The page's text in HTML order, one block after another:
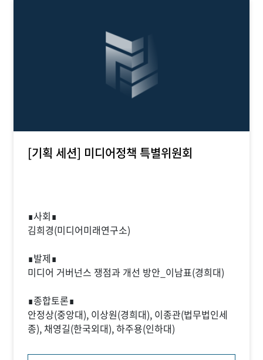
[기획 세션] 미디어정책 특별위원회
∎사회∎
김희경(미디어미래연구소)
∎발제∎
미디어 거버넌스 쟁점과 개선 방안_이남표(경희대)
∎종합토론∎
안정상(중앙대), 이상원(경희대), 이종관(법무법인세
종), 채영길(한국외대), 하주용(인하대)